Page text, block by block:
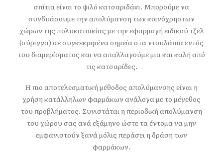
σπίτια είναι το ψιλό κατσαριδάκι. Μπορούμε να
συνδυάσουμε την απολύμανση των κοινόχρηστων
χώρων της πολυκατοικίας με την εφαρμογή ειδικού τζελ
(σύριγγα) σε συγκεκριμένα σημεία στα ντουλάπια εντός
του διαμερίσματος και να απαλλαγούμε μια και καλή από
τις κατσαρίδες.
Η πιο αποτελεσματική μέθοδος απολύμανσης είναι η
χρήση κατάλληλων φαρμάκων ανάλογα με το μέγεθος
του προβλήματος. Συνιστάται η περιοδική απολύμανση
του χώρου σας ανά εξάμηνο ώστε τα έντομα να μην
εμφανιστούν ξανά μόλις περάσει η δράση των
φαρμάκων.